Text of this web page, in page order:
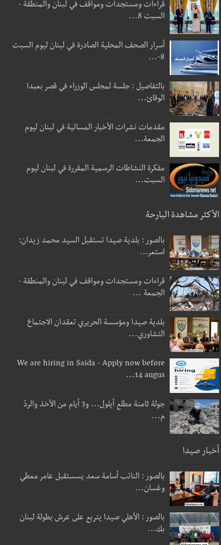
قراءات ومستجدات ومواقف في لبنان والمنطقة -
السبت 8...
أسرار الصحف المحلية الصادرة في لبنان ليوم السبت
8-...
بالتفاصيل : جلسة لمجلس الوزراء في قصر بعبدا
الوقائ...
مقدمات نشرات الأخبار المسائية في لبنان ليوم
الجمعة...
مفكرة النشاطات الرسمية المقررة في لبنان ليوم
السبت...
الأكثر مشاهدة البارحة
بالصور : بلدية صيدا تستقبل السيد محمد زيدان:
استعر...
قراءات ومستجدات ومواقف في لبنان والمنطقة -
الجمعة ...
بلدية صيدا ومؤسسة الحريري تعقدان الاجتماع
التشاوري...
We are hiring in Saida - Apply now before
14 augus...
جولة ثامنة مطلع أيلول... و3 أيام من الأخذ والردّ
م...
أخبار صيدا
بالصور : النائب أسامة سعد يسستقبل عامر معطي
وغسان...
بالصور : الأهلي صيدا يتربع على عرش بطولة لبنان
بك...